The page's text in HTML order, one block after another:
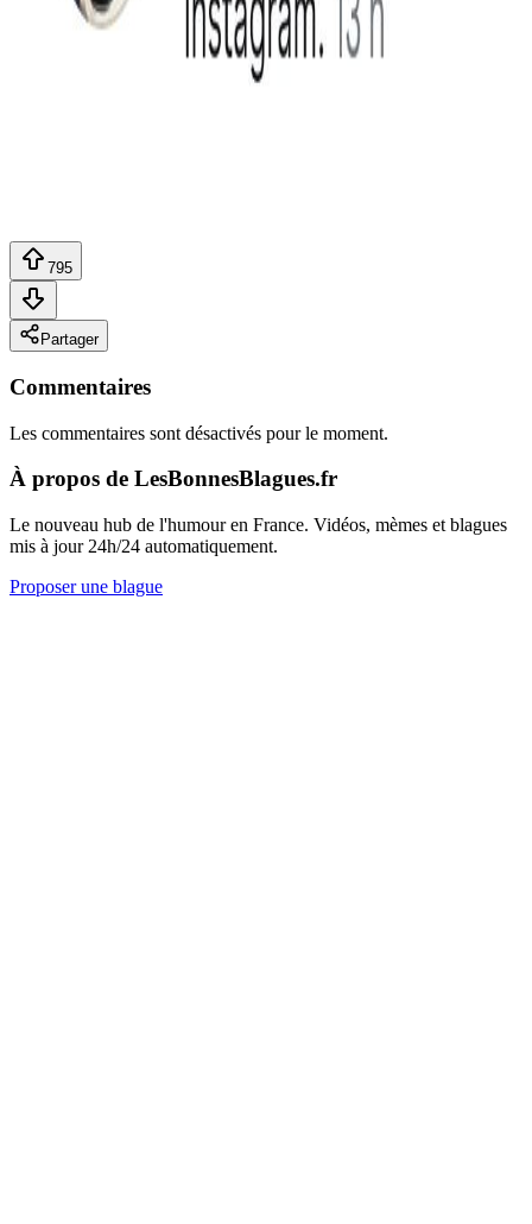
795
Partager
Commentaires
Les commentaires sont désactivés pour le moment.
À propos de LesBonnesBlagues.fr
Le nouveau hub de l'humour en France. Vidéos, mèmes et blagues
mis à jour 24h/24 automatiquement.
Proposer une blague